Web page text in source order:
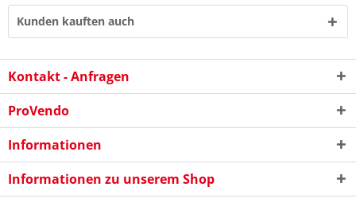
Kunden kauften auch
Kontakt - Anfragen
ProVendo
Informationen
Informationen zu unserem Shop